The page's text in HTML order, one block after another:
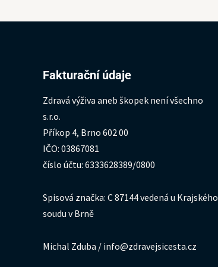
Fakturační údaje
Zdravá výživa aneb škopek není všechno
s.r.o.
Příkop 4, Brno 602 00
IČO: 03867081
číslo účtu: 6333628389/0800
Spisová značka: C 87144 vedená u Krajského
soudu v Brně
Michal Zduba / info@zdravejsicesta.cz